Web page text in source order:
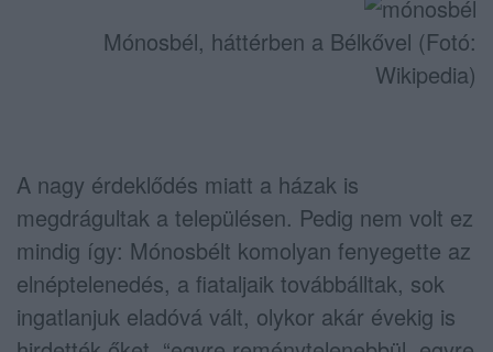
Mónosbél, háttérben a Bélkővel (Fotó:
Wikipedia)
A nagy érdeklődés miatt a házak is
megdrágultak a településen. Pedig nem volt ez
mindig így: Mónosbélt komolyan fenyegette az
elnéptelenedés, a fiataljaik továbbálltak, sok
ingatlanjuk eladóvá vált, olykor akár évekig is